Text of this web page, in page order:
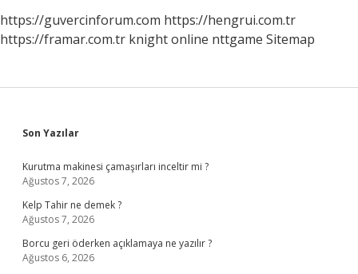
https://guvercinforum.com https://hengrui.com.tr
https://framar.com.tr knight online nttgame Sitemap
Sidebar
Son Yazılar
Kurutma makinesi çamaşırları inceltir mi ?
Ağustos 7, 2026
Kelp Tahir ne demek ?
Ağustos 7, 2026
Borcu geri öderken açıklamaya ne yazılır ?
Ağustos 6, 2026